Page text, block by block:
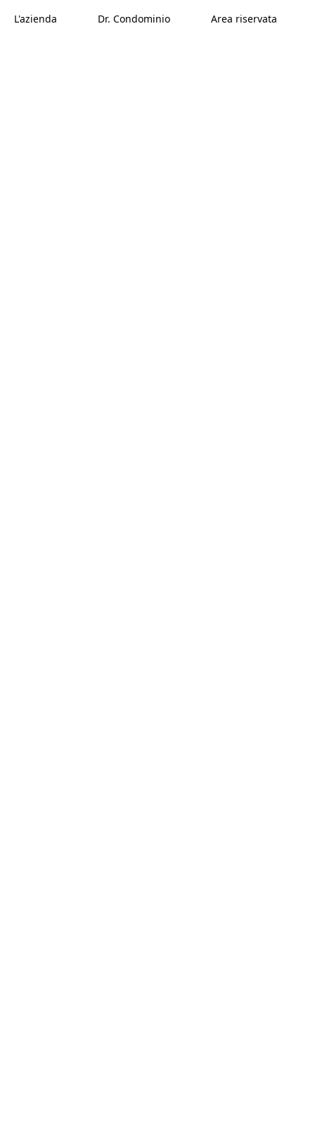
L'azienda Dr. Condominio Area riservata